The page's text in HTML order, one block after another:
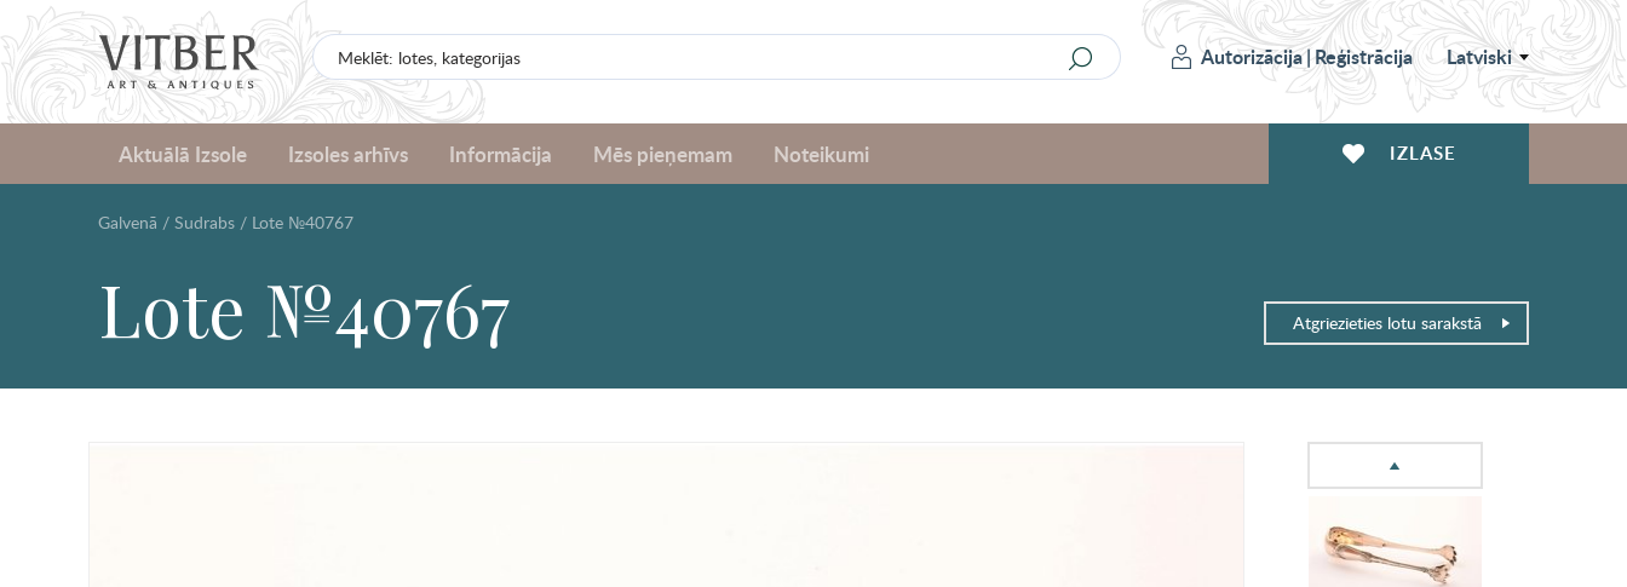
Autorizācija|Reģistrācija Latviski
Aktuālā Izsole Izsoles arhīvs Informācija Mēs pieņemam Noteikumi IZLASE
Galvenā / Sudrabs / Lote №40767
Lote №40767 Atgriezieties lotu sarakstā